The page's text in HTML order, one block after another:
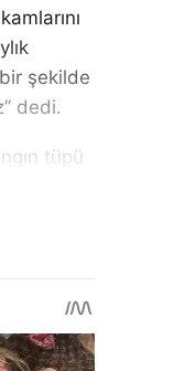
şekilde
dedi.
tüpü
aylık
7
eğitimi